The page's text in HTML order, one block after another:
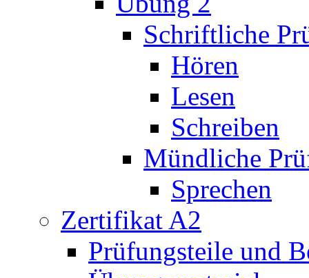
Schriftliche
Hören
Lesen
Schreiben
Mündliche
Sprechen
Zertifikat A2
Prüfungsteile und